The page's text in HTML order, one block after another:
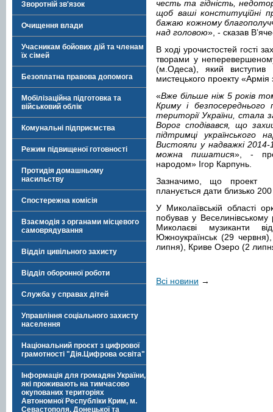
Зворотній зв'язок
Очищення влади
Учасникам бойових дій та членам
їх сімей
Безоплатна правова допомога
Мобілізаційна підготовка та
військовий облік
Комунальні підприємства
Режим підвищеної готовності
Протидія домашньому
насильству
Спостережна комісія
Взаємодія з органами місцевого
самоврядування
Відділ цивільного захисту
Відділ оборонної роботи
Служба у справах дітей
Управління соціального захисту
населення
Національний проєкт з цифрової
грамотності "Дія.Цифрова освіта"
Інформація для громадян України,
які проживають на тимчасово
окупованих територіях
Автономної Республіки Крим, м.
Севастополя, Донецької та
честь та гідність,
щоб ваші конституційні
бажаю кожному
над головою», - сказав
В ході урочистостей гості
творами у неперевершеному
(м.Одеса), який виступив
мистецького проекту
«Вже більше ніж 5 років
Криму і безпосереднього
території України, стала
Ворог сподівався, що
підтримці українського
Вистояли у надважкі
можна пишатися», -
народом» Ігор Карпунь.
Зазначимо, що проект
планується дати близько 200
У Миколаївській області
побував у Веселинівському
Миколаєві музиканти
Южноукраїнськ (29
липня), Криве Озеро (2
Всі новини →